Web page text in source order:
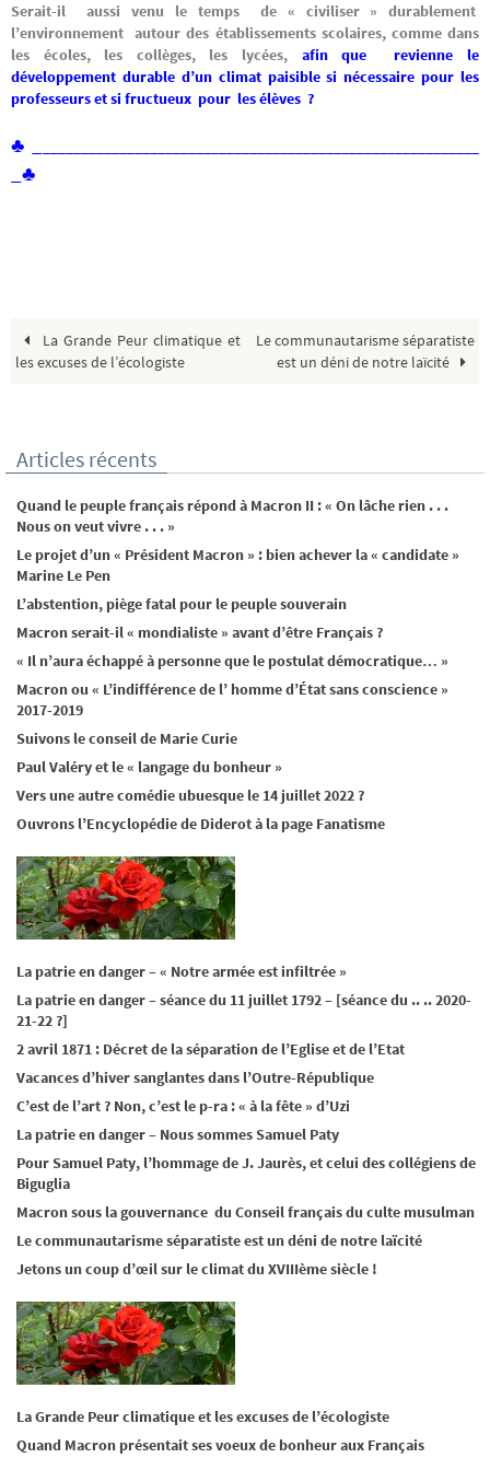
Serait-il aussi venu le temps de « civiliser » durablement
l’environnement autour des établissements scolaires, comme dans
les écoles, les collèges, les lycées, afin que revienne le
développement durable d’un climat paisible si nécessaire pour les
professeurs et si fructueux pour les élèves ?
♣
♣
La Grande Peur climatique et
les excuses de l’écologiste
Le communautarisme séparatiste
est un déni de notre laïcité
Articles récents
Quand le peuple français répond à Macron II : « On lâche rien . . .
Nous on veut vivre . . . »
Le projet d’un « Président Macron » : bien achever la « candidate »
Marine Le Pen
L’abstention, piège fatal pour le peuple souverain
Macron serait-il « mondialiste » avant d’être Français ?
« Il n’aura échappé à personne que le postulat démocratique… »
Macron ou « L’indifférence de l’ homme d’État sans conscience »
2017-2019
Suivons le conseil de Marie Curie
Paul Valéry et le « langage du bonheur »
Vers une autre comédie ubuesque le 14 juillet 2022 ?
Ouvrons l’Encyclopédie de Diderot à la page Fanatisme
La patrie en danger – « Notre armée est infiltrée »
La patrie en danger – séance du 11 juillet 1792 – [séance du .. .. 2020-
21-22 ?]
2 avril 1871 : Décret de la séparation de l’Eglise et de l’Etat
Vacances d’hiver sanglantes dans l’Outre-République
C’est de l’art ? Non, c’est le p-ra : « à la fête » d’Uzi
La patrie en danger – Nous sommes Samuel Paty
Pour Samuel Paty, l’hommage de J. Jaurès, et celui des collégiens de
Biguglia
Macron sous la gouvernance du Conseil français du culte musulman
Le communautarisme séparatiste est un déni de notre laïcité
Jetons un coup d’œil sur le climat du XVIIIème siècle !
La Grande Peur climatique et les excuses de l’écologiste
Quand Macron présentait ses voeux de bonheur aux Français